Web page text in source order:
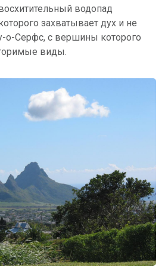
водопад
захватывает дух и не
о-Серфс, с вершины которого
виды.